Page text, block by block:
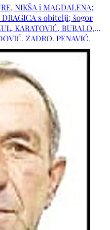
NIKŠA i MAGDALENA;
s obitelji; šogor
KARATOVIĆ, BUBALO,
ZADRO, PENAVIĆ,
i prijatelji.